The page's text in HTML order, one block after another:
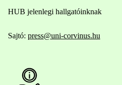
HUB jelenlegi hallgatóinknak
Sajtó: press@uni-corvinus.hu